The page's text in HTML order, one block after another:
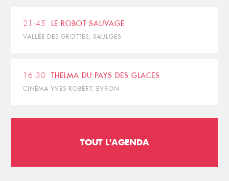
21:45 LE ROBOT SAUVAGE
VALLÉE DES GROTTES, SAULGES
16:30 THELMA DU PAYS DES GLACES
CINÉMA YVES ROBERT, EVRON
TOUT L'AGENDA